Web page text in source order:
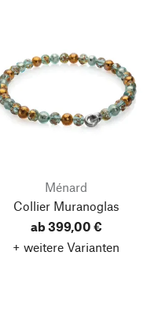
Ménard
Collier Muranoglas
ab 399,00 €
+ weitere Varianten